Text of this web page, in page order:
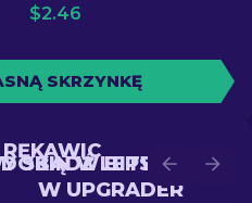
$2.46
SKRZYNKĘ
LEPSZY SKIN
W UPGRADER
SKIN W BITWIE